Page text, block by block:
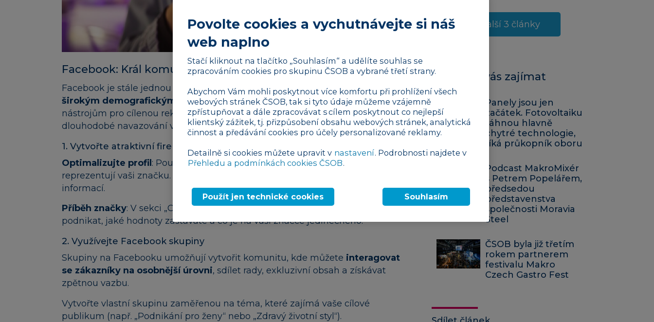
Facebook: Král komunit a cílené reklamy
Facebook je stále jednou z nejpoužívanějších sociálních sítí na světě, se
širokým demografickým rozsahem uživatelů. Díky propracovaným
nástrojům pro cílenou reklamu a možnostem budování komunit je ideální pro
dlouhodobé navazování vztahů s vašimi zákazníky.
1. Vytvořte atraktivní firemní stránku
Optimalizujte profil : Použijte profesionální profilovou a úvodní fotku, které
reprezentují vaši značku. Vyplňte všechny sekce, včetně „O nás“ a kontaktních
informací.
Příběh značky: V sekci „O nás“ sdílejte váš příběh – proč jste se rozhodli
podnikat, jaké hodnoty zastáváte a co je na vaší značce jedinečného.
2. Využívejte Facebook skupiny
Skupiny na Facebooku umožňují vytvořit komunitu, kde můžete interagovat
se zákazníky na osobnější úrovni, sdílet rady, exkluzivní obsah a získávat
zpětnou vazbu.
Vytvořte vlastní skupinu zaměřenou na téma, které zajímá vaše cílové
publikum (např. „Podnikání pro ženy“ nebo „Zdravý životní styl“).
Další 3 články
Mohlo by vás zajímat
Panely jsou jen
začátek. Fotovoltaiku
táhnou hlavně
chytré technologie,
říká průkopník oboru
Podcast MakroMixér
s Petrem Popelářem,
předsedou
představenstva
společnosti Moravia
Steel
ČSOB byla již třetím
rokem partnerem
festivalu Makro
Czech Gastro Fest
Povolte cookies a vychutnávejte si náš
web naplno
Stačí kliknout na tlačítko „Souhlasím“ a udělíte souhlas se
zpracováním cookies pro skupinu ČSOB a vybrané třetí strany.
Abychom Vám mohli poskytnout více komfortu při prohlížení všech
webových stránek ČSOB, tak si tyto údaje můžeme vzájemně
zpřístupňovat a dále zpracovávat s cílem poskytnout co nejlepší
klientský zážitek, tj. přizpůsobení obsahu webových stránek, analytická
činnost a předávání cookies pro účely personalizované reklamy.
Detailně si cookies můžete upravit v nastavení. Podrobnosti najdete v
Přehledu a podmínkách cookies ČSOB.
Použít jen technické cookies Souhlasím